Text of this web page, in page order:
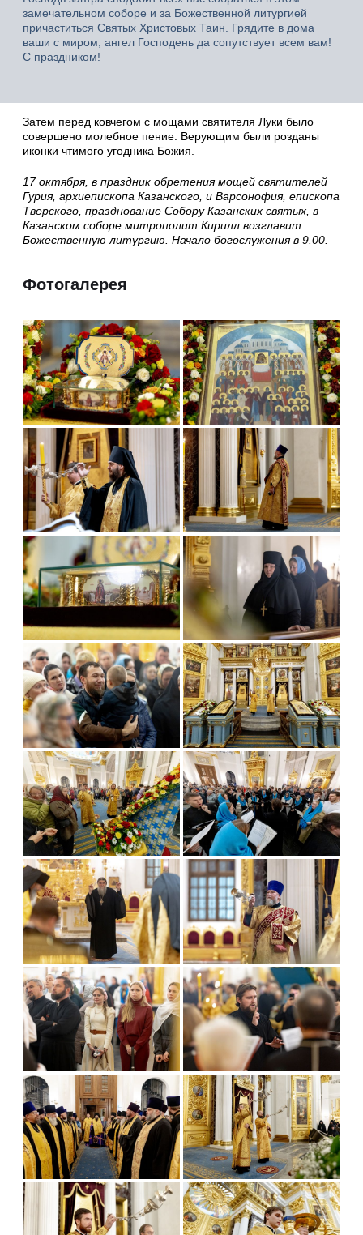
замечательном соборе и за Божественной литургией
причаститься Святых Христовых Таин. Грядите в дома
ваши с миром, ангел Господень да сопутствует всем вам!
С праздником!
Затем перед ковчегом с мощами святителя Луки было
совершено молебное пение. Верующим были розданы
иконки чтимого угодника Божия.
17 октября, в праздник обретения мощей святителей
Гурия, архиепископа Казанского, и Варсонофия, епископа
Тверского, празднование Собору Казанских святых, в
Казанском соборе митрополит Кирилл возглавит
Божественную литургию. Начало богослужения в 9.00.
Фотогалерея